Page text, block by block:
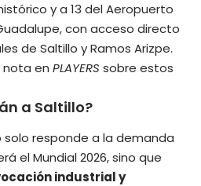
y a 13 del Aeropuerto
con acceso directo
de Saltillo y Ramos Arizpe.
nota en PLAYERS sobre estos
a Saltillo?
solo responde a la demanda
el Mundial 2026, sino que
industrial y